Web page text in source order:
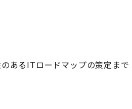
あるITロードマップの策定まで